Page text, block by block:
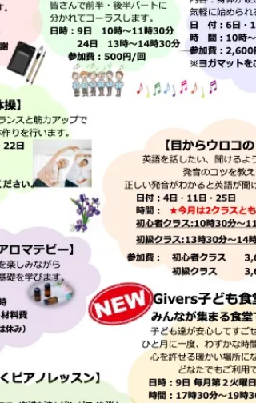
動支援センター・ゆうゆう館利用証」をご
示ください。（利用証発行には身分証明書
ご提示が必要です。） ゆうゆう館には【個
人利用】【団体利用】の他に、運営団体が
営する【協働事業】と、空いているお部屋
有料でお使いいただける【一般利用】がご
います。 【協働事業】は区内・区外問わ
ず、60歳以下の方でもご参加いただける講
座です。 【一般利用】はさざんかねっとに
よる予約が必要です。 ※一般利用をご希望
の方はさざんかねっと登録が必要となりま
す。 🌷6月の協働事業予定📢 「フレイル
予防体操教室」 6月25日（木）15:30～
16:30 最近体が思うように動かなくなって
たかも？疲れやすいし、元気もなくなっ
て、、、 生活で感じるちょっとした不便が
解消されれば気持ちも元気になりま